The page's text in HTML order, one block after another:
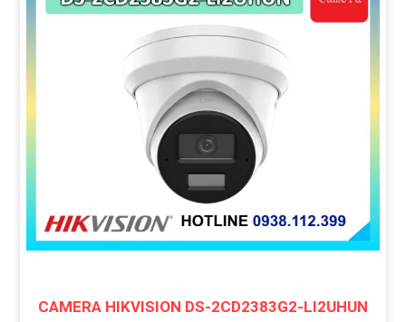
CAMERA HIKVISION DS-2CD2383G2-LI2UHUN